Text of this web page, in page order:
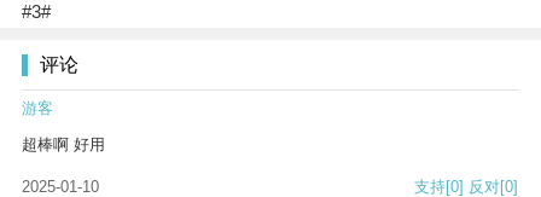
#3#
评论
游客
超棒啊 好用
2025-01-10 支持[0] 反对[0]